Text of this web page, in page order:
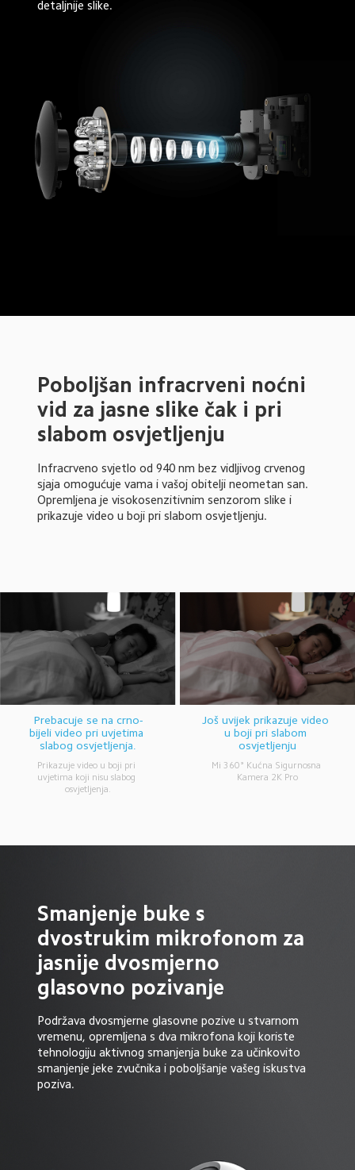
detaljnije slike.
Poboljšan infracrveni noćni
vid za jasne slike čak i pri
slabom osvjetljenju
Infracrveno svjetlo od 940 nm bez vidljivog crvenog
sjaja omogućuje vama i vašoj obitelji neometan san.
Opremljena je visokosenzitivnim senzorom slike i
prikazuje video u boji pri slabom osvjetljenju.
Prebacuje se na crno-
bijeli video pri uvjetima
slabog osvjetljenja.
Prikazuje video u boji pri
uvjetima koji nisu slabog
osvjetljenja.
Još uvijek prikazuje video
u boji pri slabom
osvjetljenju
Mi 360° Kućna Sigurnosna
Kamera 2K Pro
Smanjenje buke s
dvostrukim mikrofonom za
jasnije dvosmjerno
glasovno pozivanje
Podržava dvosmjerne glasovne pozive u stvarnom
vremenu, opremljena s dva mikrofona koji koriste
tehnologiju aktivnog smanjenja buke za učinkovito
smanjenje jeke zvučnika i poboljšanje vašeg iskustva
poziva.